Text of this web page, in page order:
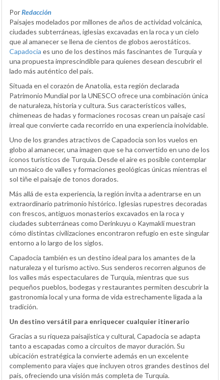
PorRedacción
Paisajes modelados por millones de años de actividad volcánica,
ciudades subterráneas, iglesias excavadas en la roca y un cielo
que al amanecer se llena de cientos de globos aerostáticos.
Capadocia es uno de los destinos más fascinantes de Turquía y
una propuesta imprescindible para quienes desean descubrir el
lado más auténtico del país.
Situada en el corazón de Anatolia, esta región declarada
Patrimonio Mundial por la UNESCO ofrece una combinación única
de naturaleza, historia y cultura. Sus característicos valles,
chimeneas de hadas y formaciones rocosas crean un paisaje casi
irreal que convierte cada recorrido en una experiencia inolvidable.
Uno de los grandes atractivos de Capadocia son los vuelos en
globo al amanecer, una imagen que se ha convertido en uno de los
iconos turísticos de Turquía. Desde el aire es posible contemplar
un mosaico de valles y formaciones geológicas únicas mientras el
sol tiñe el paisaje de tonos dorados.
Más allá de esta experiencia, la región invita a adentrarse en un
extraordinario patrimonio histórico. Iglesias rupestres decoradas
con frescos, antiguos monasterios excavados en la roca y
ciudades subterráneas como Derinkuyu o Kaymakli muestran
cómo distintas civilizaciones encontraron refugio en este singular
entorno a lo largo de los siglos.
Capadocia también es un destino ideal para los amantes de la
naturaleza y el turismo activo. Sus senderos recorren algunos de
los valles más espectaculares de Turquía, mientras que sus
pequeños pueblos, bodegas y restaurantes permiten descubrir la
gastronomía local y una forma de vida estrechamente ligada a la
tradición.
Un destino versátil para enriquecer cualquier itinerario
Gracias a su riqueza paisajística y cultural, Capadocia se adapta
tanto a escapadas como a circuitos de mayor duración. Su
ubicación estratégica la convierte además en un excelente
complemento para viajes que incluyen otros grandes destinos del
país, ofreciendo una visión más completa de Turquía.